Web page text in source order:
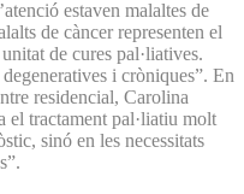
estaven malaltes de
de càncer representen el
de cures pal·liatives.
i cròniques”. En
residencial, Carolina
el tractament pal·liatiu molt
sinó en les necessitats